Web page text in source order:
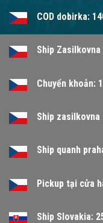
COD dobirka:
Ship
Chuyển khoản:
Ship
Ship quanh
Pickup tại cửa
Ship Slovakia: